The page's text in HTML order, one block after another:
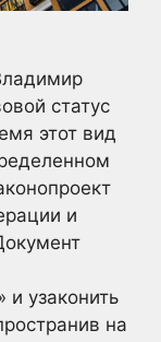
статус
этот вид
и
и узаконить
на